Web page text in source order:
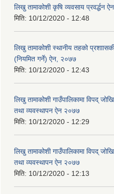
लिखु तामाकोशी कृषि व्यवसाय प्रवर्द्धन
मिति: 10/12/2020 - 12:48
लिखु तामाकोशी स्थानीय तहको
(नियमित गर्ने) ऐन, २०७७
मिति: 10/12/2020 - 12:43
लिखु तामाकोशी गाउँपालिकामा विपद्
तथा व्यवस्थापन ऐन २०७७
मिति: 10/12/2020 - 12:29
लिखु तामाकोशी गाउँपालिकामा विपद्
तथा व्यवस्थापन ऐन २०७७
मिति: 10/12/2020 - 12:13